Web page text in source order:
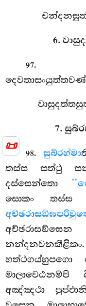
📜
6.
97
7.
98. සුබ්රහ්මා
තස්ස සත්ථු
දස්සෙන්තො
සොකං තස්ස
මාලාවෙඨනම්පි
අඤ්ඤථා